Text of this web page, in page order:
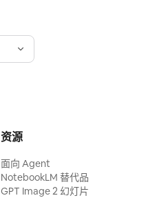
资源
面向 Agent
NotebookLM 替代品
GPT Image 2 幻灯片